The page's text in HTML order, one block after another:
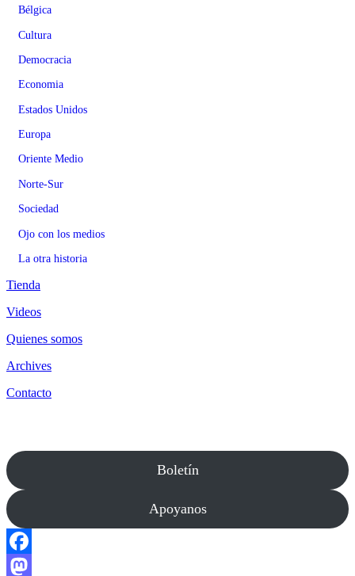
Bélgica
Cultura
Democracia
Economia
Estados Unidos
Europa
Oriente Medio
Norte-Sur
Sociedad
Ojo con los medios
La otra historia
Tienda
Videos
Quienes somos
Archives
Contacto
Boletín
Apoyanos
Facebook